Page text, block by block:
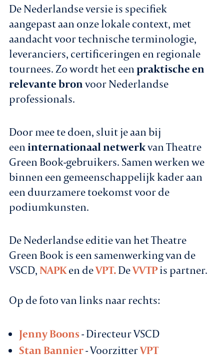
De Nederlandse versie is specifiek
aangepast aan onze lokale context, met
aandacht voor technische terminologie,
leveranciers, certificeringen en regionale
tournees. Zo wordt het een praktische en
relevante bron voor Nederlandse
professionals.
Door mee te doen, sluit je aan bij
een internationaal netwerkvan Theatre
Green Book-gebruikers. Samen werken we
binnen een gemeenschappelijk kader aan
een duurzamere toekomst voor de
podiumkunsten.
De Nederlandse editie van het Theatre
Green Book is een samenwerking van de
VSCD, NAPKen deVPT.DeVVTPis partner.
Op de foto van links naar rechts:
Jenny Boons- Directeur VSCD
Stan Bannier- VoorzitterVPT